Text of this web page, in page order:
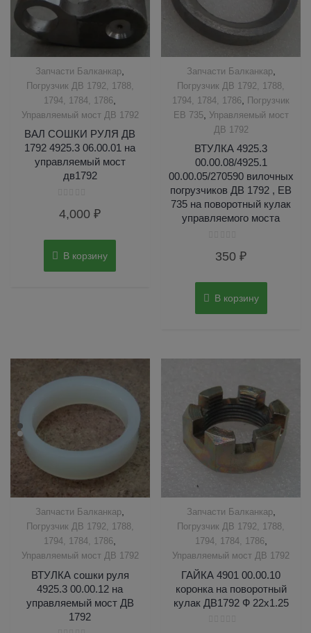
Запчасти Балканкар
Погрузчик ДВ 1792, 1788,
1794, 1784, 1786
Управляемый мост ДВ 1792
ВАЛ СОШКИ РУЛЯ ДВ
1792 4925.3 06.00.01 на
управляемый мост
дв1792
0
4,000₽
В корзину
Запчасти Балканкар,
Погрузчик ДВ 1792, 1788,
1794, 1784, 1786 Погрузчик
ЕВ 735, Управляемый мост
ДВ 1792
ВТУЛКА 4925.3
00.00.08/4925.1
00.00.05/270590 вилочных
погрузчиков ДВ 1792 , ЕВ
735 на поворотный кулак
управляемого моста
350₽
В корзину
Запчасти Балканкар
Погрузчик ДВ 1792, 1788,
1794, 1784, 1786
Управляемый мост ДВ 1792
ВТУЛКА сошки руля
4925.3 00.00.12 на
управляемый мост ДВ
1792
Запчасти Балканкар,
Погрузчик ДВ 1792, 1788,
1794, 1784, 1786,
Управляемый мост ДВ 1792
ГАЙКА 4901 00.00.10
коронка на поворотный
кулак ДВ1792 Ф 22х1.25